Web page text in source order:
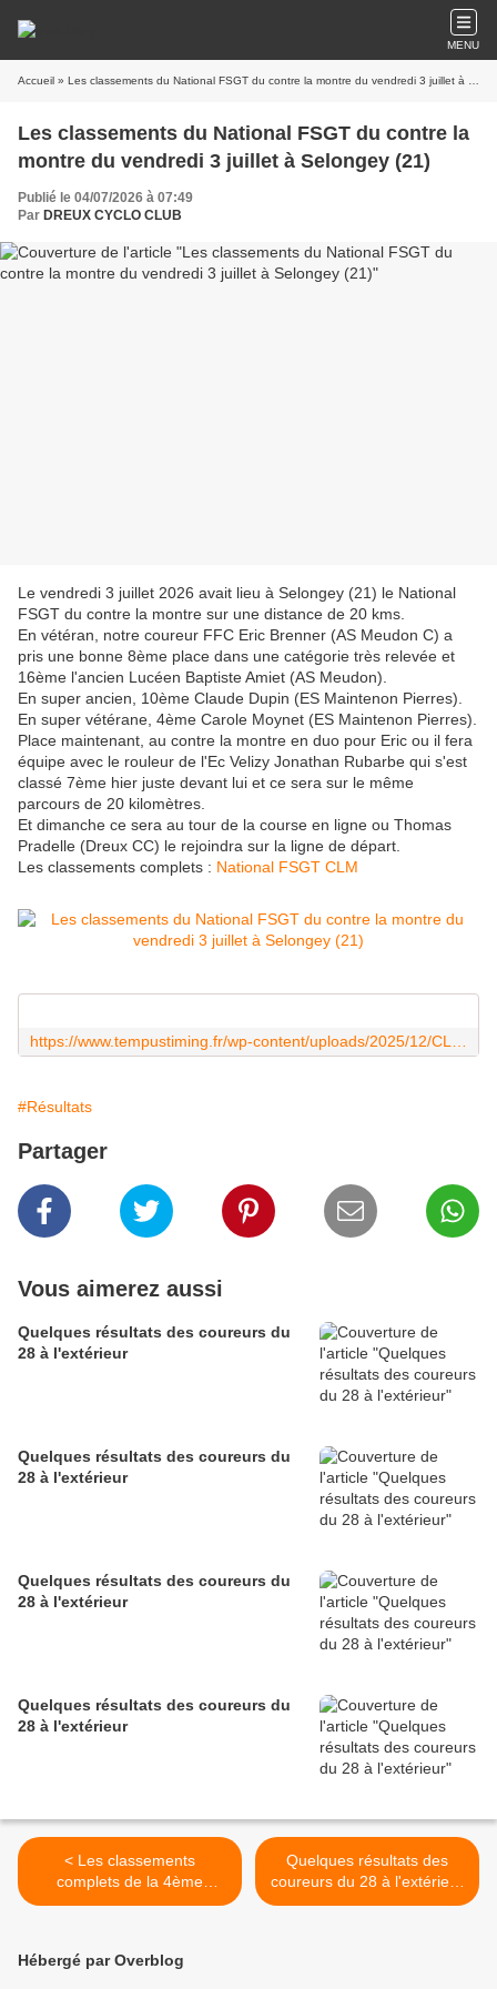
MENU
Accueil » Les classements du National FSGT du contre la montre du vendredi 3 juillet à Selongey (21)
Les classements du National FSGT du contre la
montre du vendredi 3 juillet à Selongey (21)
Publié le 04/07/2026 à 07:49
Par DREUX CYCLO CLUB
Le vendredi 3 juillet 2026 avait lieu à Selongey (21) le National
FSGT du contre la montre sur une distance de 20 kms.
En vétéran, notre coureur FFC Eric Brenner (AS Meudon C) a
pris une bonne 8ème place dans une catégorie très relevée et
16ème l'ancien Lucéen Baptiste Amiet (AS Meudon).
En super ancien, 10ème Claude Dupin (ES Maintenon Pierres).
En super vétérane, 4ème Carole Moynet (ES Maintenon Pierres).
Place maintenant, au contre la montre en duo pour Eric ou il fera
équipe avec le rouleur de l'Ec Velizy Jonathan Rubarbe qui s'est
classé 7ème hier juste devant lui et ce sera sur le même
parcours de 20 kilomètres.
Et dimanche ce sera au tour de la course en ligne ou Thomas
Pradelle (Dreux CC) le rejoindra sur la ligne de départ.
Les classements complets : National FSGT CLM
#Résultats
Partager
Vous aimerez aussi
Quelques résultats des coureurs du
28 à l'extérieur
Quelques résultats des coureurs du
28 à l'extérieur
Quelques résultats des coureurs du
28 à l'extérieur
Quelques résultats des coureurs du
28 à l'extérieur
< Les classements
complets de la 4ème
manche des mercredis de
Quelques résultats des
coureurs du 28 à l'extérieur
>
Hébergé par Overblog